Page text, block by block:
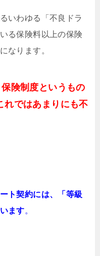
いわゆる「不良ドラ
る保険料以上の保険
なります。
険制度というもの
れではあまりにも不
ト契約には、「等級
ます。